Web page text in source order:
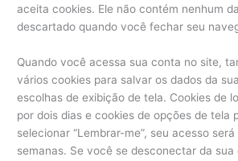
aceita cookies. Ele não contém nenhum
descartado quando você fechar seu
Quando você acessa sua conta no site,
vários cookies para salvar os dados da
escolhas de exibição de tela. Cookies de
por dois dias e cookies de opções de tela
selecionar “Lembrar-me”, seu acesso
semanas. Se você se desconectar da